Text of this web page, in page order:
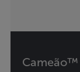
Cameão™